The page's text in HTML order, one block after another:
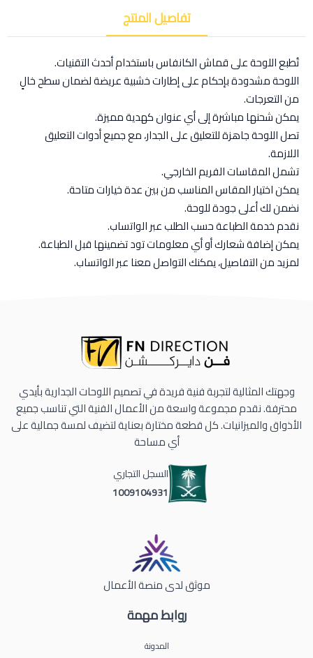
تفاصيل المنتج
تُطبع اللوحة على قماش الكانفاس باستخدام أحدث التقنيات.
اللوحة مشدودة بإحكام على إطارات خشبية عريضة لضمان سطح خالٍ
من التعرجات.
يمكن شحنها مباشرة إلى أي عنوان كهدية مميزة.
تصل اللوحة جاهزة للتعليق على الجدار، مع جميع أدوات التعليق
اللازمة.
تشمل المقاسات الفريم الخارجي.
يمكن اختيار المقاس المناسب من بين عدة خيارات متاحة.
نضمن لك أعلى جودة للوحة.
نقدم خدمة الطباعة حسب الطلب عبر الواتساب.
يمكن إضافة شعارك أو أي معلومات تود تضمينها قبل الطباعة.
لمزيد من التفاصيل، يمكنك التواصل معنا عبر الواتساب.
روابط مهمة
المدونة
وجهتك المثالية لتجربة فنية فريدة في تصميم اللوحات الجدارية بأيدي
محترفة. نقدم مجموعة واسعة من الأعمال الفنية التي تناسب جميع
الأذواق والميزانيات. كل قطعة مختارة بعناية لتضيف لمسة جمالية على
أي مساحة
السجل التجاري
1009104931
موثق لدى منصة الأعمال